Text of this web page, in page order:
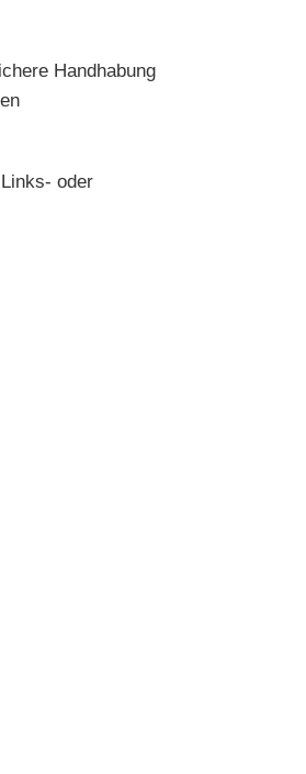
Handhabung
oder